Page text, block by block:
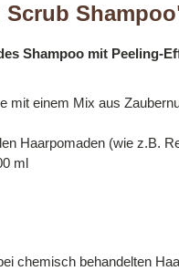
Shampoo mit
mit einem Mix aus
Haarpomaden (wie z.B.
ml
chemisch behandelten